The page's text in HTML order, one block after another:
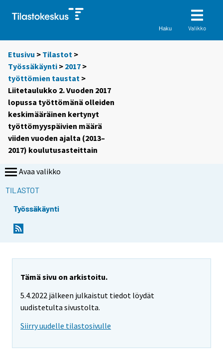
Haku Valikko
Etusivu > Tilastot >
Työssäkäynti > 2017 >
työttömien taustat >
Liitetaulukko 2. Vuoden 2017
lopussa työttömänä olleiden
keskimääräinen kertynyt
työttömyyspäivien määrä
viiden vuoden ajalta (2013–
2017) koulutusasteittain
Avaa valikko
TILASTOT
Työssäkäynti
Tämä sivu on arkistoitu.
5.4.2022 jälkeen julkaistut tiedot löydät
uudistetulta sivustolta.
Siirry uudelle tilastosivulle